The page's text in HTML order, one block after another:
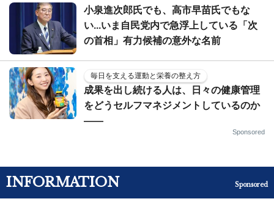
小泉進次郎氏でも、高市早苗氏でもな
い...いま自民党内で急浮上している「次
の首相」有力候補の意外な名前
毎日を支える運動と栄養の整え方
成果を出し続ける人は、日々の健康管理
をどうセルフマネジメントしているのか
——
Sponsored
INFORMATION Sponsored